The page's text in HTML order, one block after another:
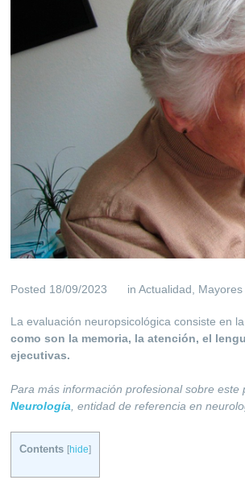
Posted 18/09/2023 inActualidad, Mayores
La evaluación neuropsicológica consiste en la
como son la memoria, la atención, el
ejecutivas.
Para más información profesional sobre este
Neurología , entidad de referencia en
Contents [hide]